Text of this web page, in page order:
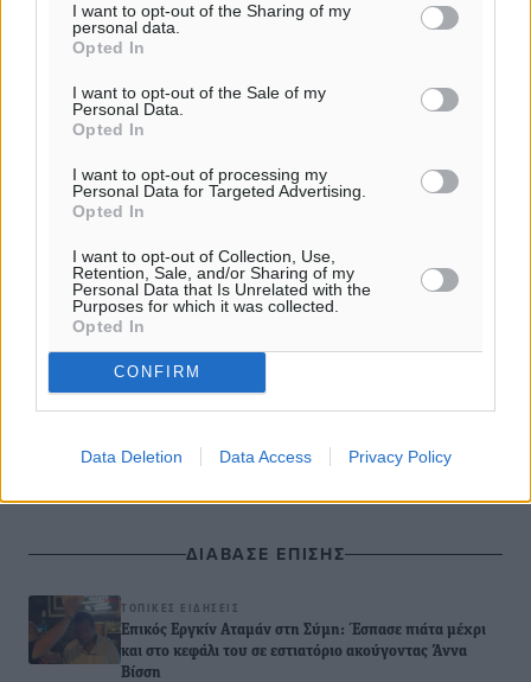
I want to opt-out of the Sharing of my
personal data.
Opted In
I want to opt-out of the Sale of my
Personal Data.
Opted In
I want to opt-out of processing my
Personal Data for Targeted Advertising.
Opted In
I want to opt-out of Collection, Use,
Retention, Sale, and/or Sharing of my
Personal Data that Is Unrelated with the
Purposes for which it was collected.
Opted In
CONFIRM
Data Deletion Data Access Privacy Policy
0
ΣΧΕΤΙΚΆ
ΔΙΑΒΑΣΕ ΕΠΙΣΗΣ
ΤΟΠΙΚΈΣ ΕΙΔΉΣΕΙΣ
Επικός Εργκίν Αταμάν στη Σύμη: Έσπασε πιάτα μέχρι
και στο κεφάλι του σε εστιατόριο ακούγοντας Άννα
Βίσση